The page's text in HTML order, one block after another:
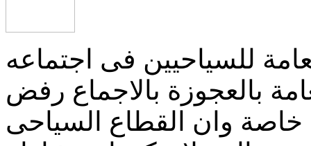
للسياحيين فى اجتماعه
بالعجوزة بالاجماع رفض
وان القطاع السياحى